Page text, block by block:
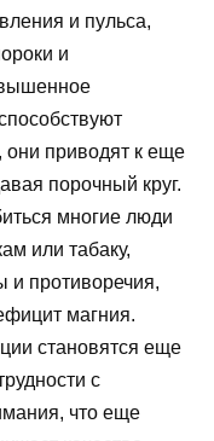
и пульса,
и
они приводят к еще
порочный круг.
многие люди
или табаку,
и противоречия,
магния.
становятся еще
с
что еще